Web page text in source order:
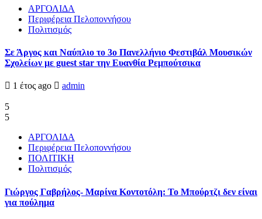
ΑΡΓΟΛΙΔΑ
Περιφέρεια Πελοποννήσου
Πολιτισμός
Σε Άργος και Ναύπλιο το 3ο Πανελλήνιο Φεστιβάλ Μουσικών
Σχολείων με guest star την Ευανθία Ρεμπούτσικα
1 έτος ago admin
5
5
ΑΡΓΟΛΙΔΑ
Περιφέρεια Πελοποννήσου
ΠΟΛΙΤΙΚΗ
Πολιτισμός
Γιώργος Γαβρήλος- Μαρίνα Κοντοτόλη: Το Μπούρτζι δεν είναι
για πούλημα